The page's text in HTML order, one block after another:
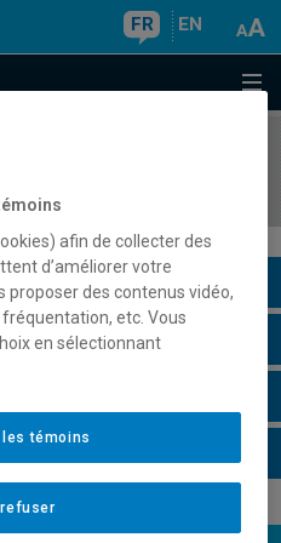
FR EN
afin de collecter des
d’améliorer votre
proposer des contenus vidéo,
etc. Vous
en sélectionnant
témoins